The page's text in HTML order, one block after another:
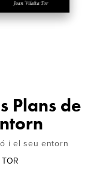
Plans de
i el seu entorn